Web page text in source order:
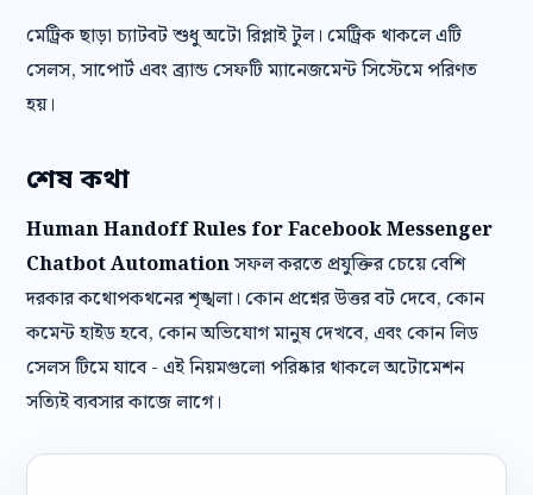
মেট্রিক ছাড়া চ্যাটবট শুধু অটো রিপ্লাই টুল। মেট্রিক থাকলে এটি
সেলস, সাপোর্ট এবং ব্র্যান্ড সেফটি ম্যানেজমেন্ট সিস্টেমে পরিণত
হয়।
শেষ কথা
Human Handoff Rules for Facebook Messenger
Chatbot Automationসফল করতে প্রযুক্তির চেয়ে বেশি
দরকার কথোপকথনের শৃঙ্খলা। কোন প্রশ্নের উত্তর বট দেবে, কোন
কমেন্ট হাইড হবে, কোন অভিযোগ মানুষ দেখবে, এবং কোন লিড
সেলস টিমে যাবে - এই নিয়মগুলো পরিষ্কার থাকলে অটোমেশন
সত্যিই ব্যবসার কাজে লাগে।